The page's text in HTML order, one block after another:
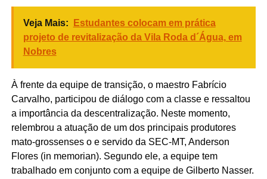
Veja Mais:
Estudantes colocam em prática
projeto de revitalização da Vila Roda d´Água, em
Nobres
À frente da equipe de transição, o maestro Fabrício
Carvalho, participou de diálogo com a classe e ressaltou
a importância da descentralização. Neste momento,
relembrou a atuação de um dos principais produtores
mato-grossenses o e servido da SEC-MT, Anderson
Flores (in memorian). Segundo ele, a equipe tem
trabalhado em conjunto com a equipe de Gilberto Nasser.